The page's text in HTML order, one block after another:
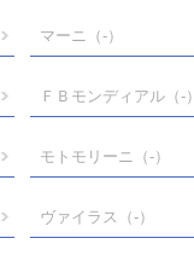
マーニ （-）
ＦＢモンディアル（-）
モトモリーニ （-）
ヴァイラス （-）